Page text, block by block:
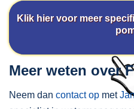
Klik hier voor meer
Meer weten over
Neem dan contact op met